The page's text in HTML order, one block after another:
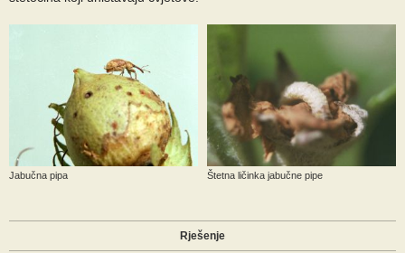
Jabučna pipa Štetna ličinka jabučne pipe
Rješenje